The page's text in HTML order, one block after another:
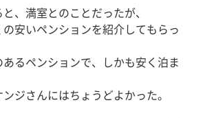
、満室とのことだったが、
安いペンションを紹介してもらっ
るペンションで、しかも安く泊ま
ジさんにはちょうどよかった。